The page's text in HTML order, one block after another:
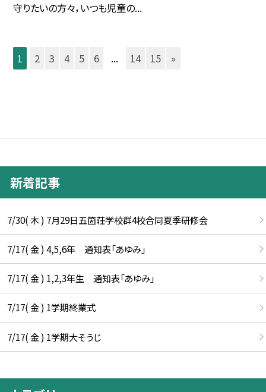
守りたいの方々，いつも児童の...
1 2 3 4 5 6 ... 14 15 »
新着記事
7/30( 木 ) 7月29日五箇荘学校群4校合同夏季研修会
7/17( 金 ) 4,5,6年 通知表「あゆみ」
7/17( 金 ) 1,2,3年生 通知表「あゆみ」
7/17( 金 ) 1学期終業式
7/17( 金 ) 1学期大そうじ